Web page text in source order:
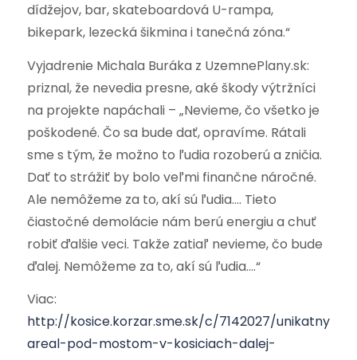
dídžejov, bar, skateboardová U-rampa,
bikepark, lezecká šikmina i tanečná zóna.“
Vyjadrenie Michala Buráka z UzemnePlany.sk:
priznal, že nevedia presne, aké škody výtržníci
na projekte napáchali – „Nevieme, čo všetko je
poškodené. Čo sa bude dať, opravíme. Rátali
sme s tým, že možno to ľudia rozoberú a zničia.
Dať to strážiť by bolo veľmi finančne náročné.
Ale nemôžeme za to, akí sú ľudia…. Tieto
čiastočné demolácie nám berú energiu a chuť
robiť ďalšie veci. Takže zatiaľ nevieme, čo bude
ďalej. Nemôžeme za to, akí sú ľudia….“
Viac:
http://kosice.korzar.sme.sk/c/7142027/unikatny-
areal-pod-mostom-v-kosiciach-dalej-